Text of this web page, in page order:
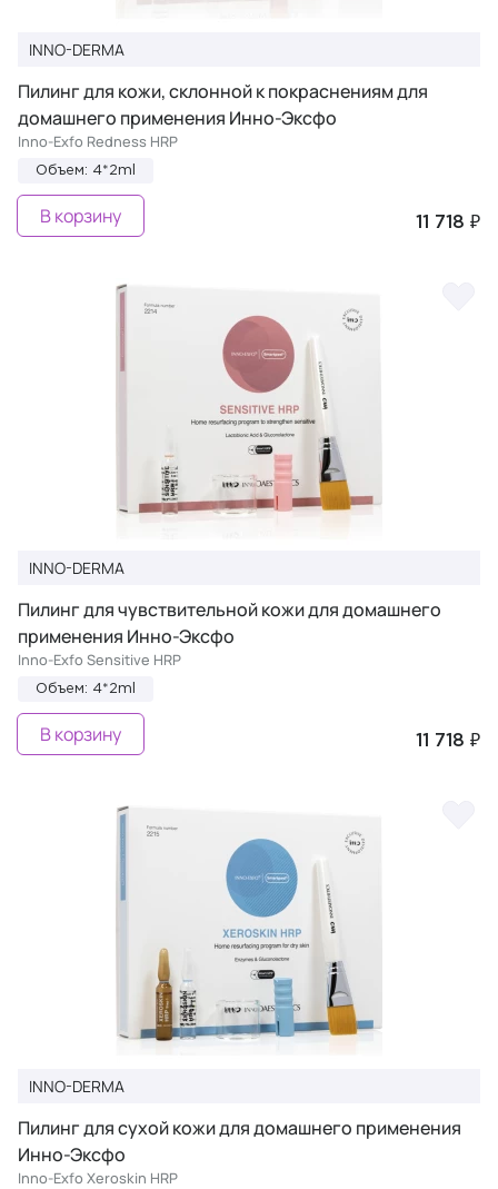
INNO-DERMA
Пилинг для кожи, склонной к покраснениям для
домашнего применения Инно-Эксфо
Inno-Exfo Redness HRP
Объем: 4*2ml
11 718 ₽
В корзину
INNO-DERMA
Пилинг для чувствительной кожи для домашнего
применения Инно-Эксфо
Inno-Exfo Sensitive HRP
Объем: 4*2ml
11 718 ₽
В корзину
INNO-DERMA
Пилинг для сухой кожи для домашнего применения
Инно-Эксфо
Inno-Exfo Xeroskin HRP